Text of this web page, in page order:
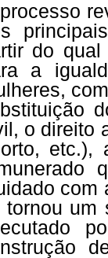
do qual
a
o direito
etc.),
com
tornou um